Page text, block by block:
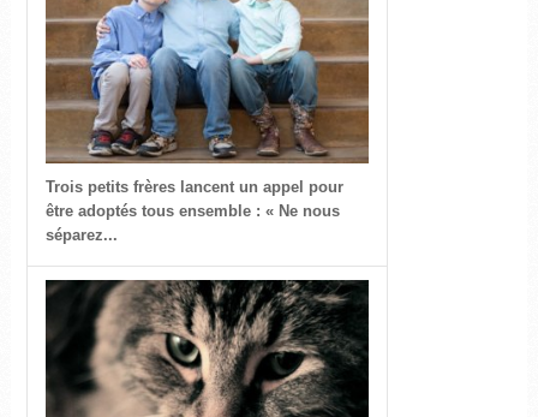
Trois petits frères lancent un appel pour
être adoptés tous ensemble : « Ne nous
séparez...